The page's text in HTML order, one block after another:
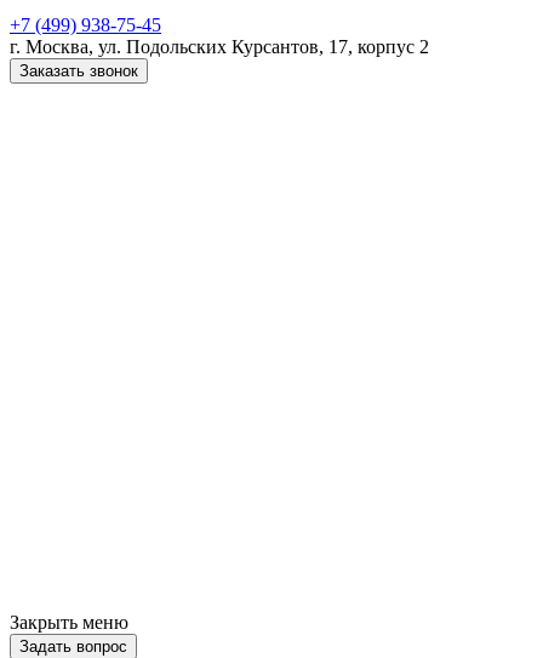
+7 (499) 938-75-45
г. Москва, ул. Подольских Курсантов, 17, корпус 2
Заказать звонок
Закрыть меню
Задать вопрос